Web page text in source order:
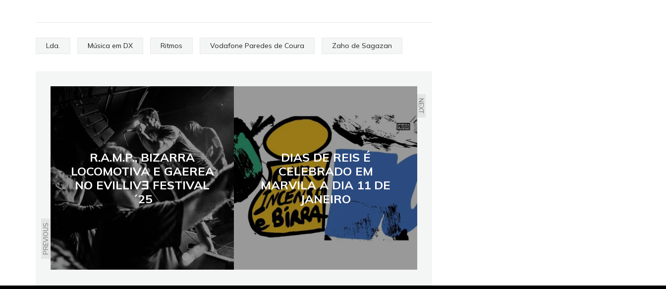
Lda. Música em DX Ritmos Vodafone Paredes de Coura Zaho de Sagazan
PREVIOUS
R.A.M.P., BIZARRA
LOCOMOTIVA E GAEREA
NO EVILLIVƎ FESTIVAL
´25
NEXT
DIAS DE REIS É
CELEBRADO EM
MARVILA A DIA 11 DE
JANEIRO